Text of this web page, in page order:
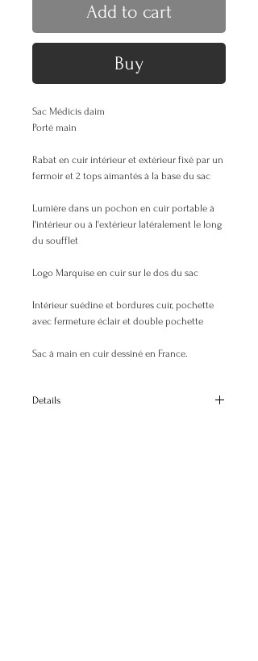
Add to cart
Buy
Sac Médicis daim
Porté main
Rabat en cuir intérieur et extérieur fixé par un
fermoir et 2 tops aimantés à la base du sac
Lumière dans un pochon en cuir portable à
l'intérieur ou à l'extérieur latéralement le long
du soufflet
Logo Marquise en cuir sur le dos du sac
Intérieur suédine et bordures cuir, pochette
avec fermeture éclair et double pochette
Sac à main en cuir dessiné en France.
Details